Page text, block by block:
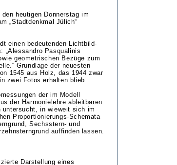
heutigen Donnerstag im
„Stadtdenkmal Jülich“
einen bedeutenden Lichtbild-
„Alessandro Pasqualinis
geometrischen Bezüge zum
Grundlage der neuesten
1545 aus Holz, das 1944 zwar
zwei Fotos erhalten blieb.
der im Modell
der Harmonielehre ableitbaren
untersucht, in wieweit sich im
Proportionierungs-Schemata
Sechsstern- und
auffinden lassen.
Darstellung eines